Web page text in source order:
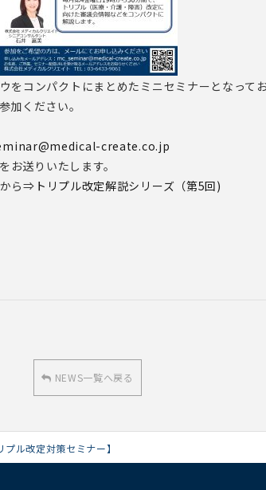
をコンパクトにまとめたミニセミナーとなって
加ください。
create.co.jp
お送りいたします。
から⇒ トリプル改定解説シリーズ（第5回)
NEWS一覧へ戻る
ル改定対策セミナー】